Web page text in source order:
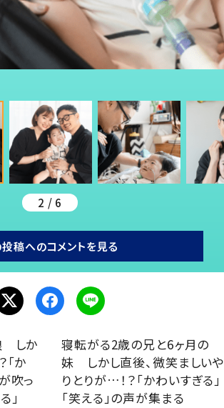
2 / 6
投稿へのコメントを見る
しか
「か
吹っ
」
寝転がる2歳の兄と6ヶ月の
妹 しかし直後、微笑ましいや
りとりが…！？「かわいすぎる」
「笑える」の声が集まる